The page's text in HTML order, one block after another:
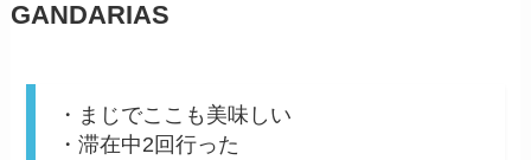
GANDARIAS
・まじでここも美味しい
・滞在中2回行った